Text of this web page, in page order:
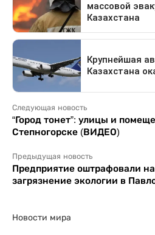
Следующая новость
“Город тонет”: улицы и
Степногорске (ВИДЕО)
Предыдущая новость
Предприятие оштрафовали на
загрязнение экологии в
Новости мира